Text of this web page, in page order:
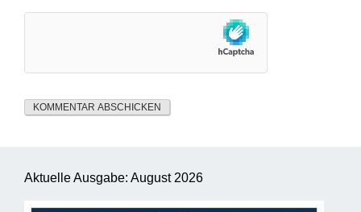
Aktuelle Ausgabe: August 2026